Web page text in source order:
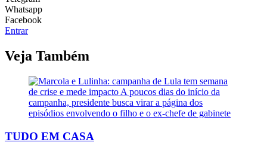
Whatsapp
Facebook
Entrar
Veja Também
TUDO EM CASA